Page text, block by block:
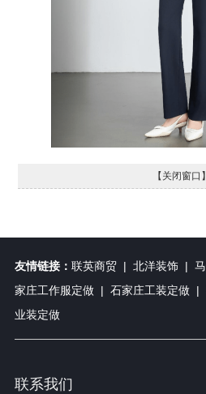
【关闭窗口】
友情链接： 联英商贸| 北洋装饰|
家庄工作服定做| 石家庄工装定做|
业装定做
联系我们